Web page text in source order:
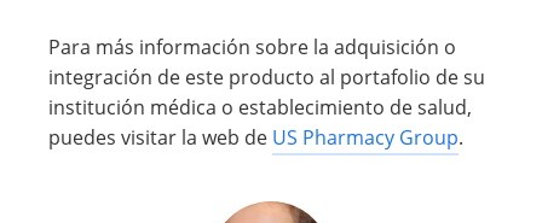
Para más información sobre la adquisición o
integración de este producto al portafolio de su
institución médica o establecimiento de salud,
puedes visitar la web de US Pharmacy Group.